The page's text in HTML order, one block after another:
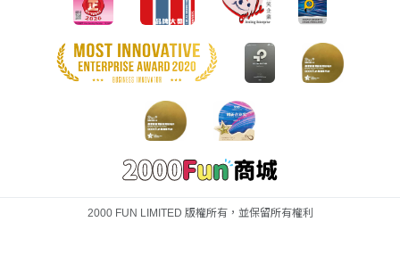
2000 FUN LIMITED 版權所有，並保留所有權利